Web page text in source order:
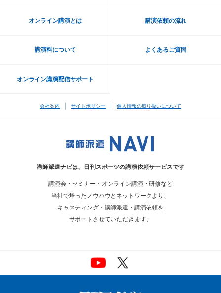
オンライン講演とは 講演依頼の流れ
講演料について よくあるご質問
オンライン講演配信サポート
会社案内 サイトポリシー 個人情報の取り扱いについて
講師派遣ナビは、 日刊スポーツの講演依頼サービスです
講演会・セミナー・オンライン講演・研修など
当社で培ったノウハウとネットワークより、
キャスティング・講師派遣・講演依頼を
サポートさせていただきます。